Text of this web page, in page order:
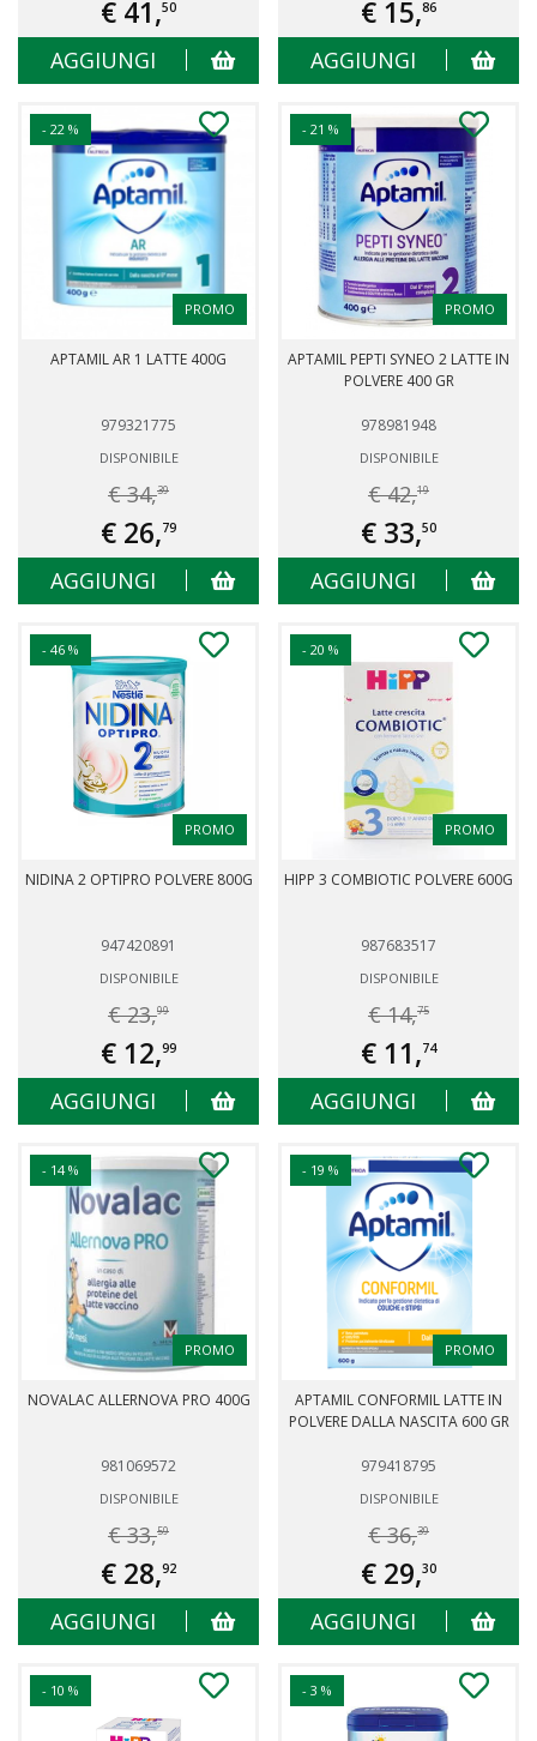
€ 41,50
AGGIUNGI
€ 15,86
AGGIUNGI
- 22 %
PROMO
APTAMIL AR 1 LATTE 400G
979321775
DISPONIBILE
€ 34,39
€ 26,79
AGGIUNGI
- 21 %
PROMO
APTAMIL PEPTI SYNEO 2 LATTE IN
POLVERE 400 GR
978981948
DISPONIBILE
€ 42,19
€ 33,50
AGGIUNGI
- 46 %
PROMO
NIDINA 2 OPTIPRO POLVERE 800G
947420891
DISPONIBILE
€ 23,99
€ 12,99
AGGIUNGI
- 20 %
PROMO
HIPP 3 COMBIOTIC POLVERE 600G
987683517
DISPONIBILE
€ 14,75
€ 11,74
AGGIUNGI
- 14 %
PROMO
NOVALAC ALLERNOVA PRO 400G
981069572
DISPONIBILE
€ 33,59
€ 28,92
AGGIUNGI
- 19 %
PROMO
APTAMIL CONFORMIL LATTE IN
POLVERE DALLA NASCITA 600 GR
979418795
DISPONIBILE
€ 36,39
€ 29,30
AGGIUNGI
- 10 % - 3 %